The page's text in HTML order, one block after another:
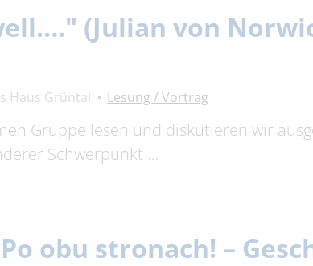
(Julian von
Haus Grüntal Lesung / Vortrag
Gruppe lesen und diskutieren wir
Schwerpunkt …
obu stronach! –